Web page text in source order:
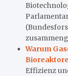
Warum
Effizienz